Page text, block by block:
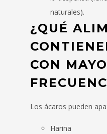
naturales).
¿QUÉ
CON
Los ácaros pueden
Harina